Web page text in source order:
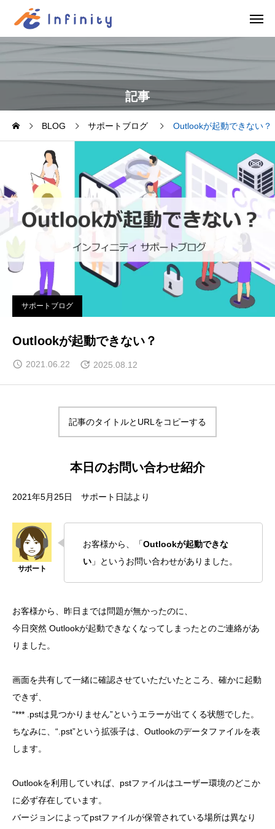
記事
BLOG サポートブログ Outlookが起動できない？
サポートブログ
Outlookが起動できない？
2021.06.22 2025.08.12
記事のタイトルとURLをコピーする
本日のお問い合わせ紹介
2021年5月25日 サポート日誌より
お客様から、「Outlookが起動できな
い 」というお問い合わせがありました。
お客様から、昨日までは問題が無かったのに、
今日突然 Outlookが起動できなくなってしまったとのご連絡があ
りました。
画面を共有して一緒に確認させていただいたところ、確かに起動
できず、
“*** .pstは見つかりません”というエラーが出てくる状態でした。
ちなみに、“.pst”という拡張子は、Outlookのデータファイルを表
します。
Outlookを利用していれば、pstファイルはユーザー環境のどこか
に必ず存在しています。
バージョンによってpstファイルが保管されている場所は異なり